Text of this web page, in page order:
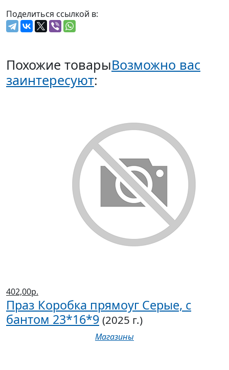
Поделиться ссылкой в:
Похожие товарыВозможно вас
заинтересуют:
402,00р.
Праз Коробка прямоуг Серые, с
бантом 23*16*9 (2025 г.)
Магазины